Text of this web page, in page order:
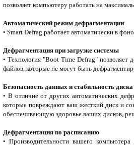
позволяет компьютеру работать на
Автоматический режим дефрагментации
• Smart Defrag работает автоматически в
Дефрагментация при загрузке системы
• Технология "Boot Time Defrag" позволяет
файлов, которые не могут быть
Безопасность данных и стабильность диска
• В отличие от других автоматических
которые повреждают ваш жесткий диск и
обеспечивающую здоровье ваших дисков,
Дефрагментация по расписанию
• Производительности вашего